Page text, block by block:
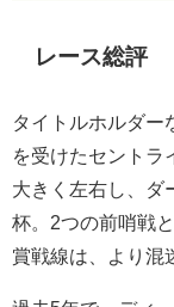
レース総評
タイトルホルダー
を受けたセントラ
大きく左右し、ダ
杯。2つの前哨戦
賞戦線は、より混